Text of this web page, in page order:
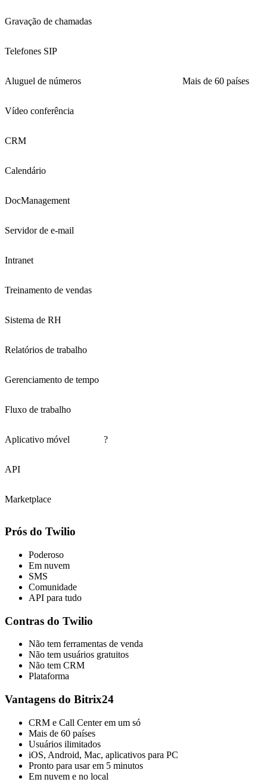
Gravação de chamadas
Telefones SIP
Aluguel de números Mais de 60 países
Vídeo conferência
CRM
Calendário
DocManagement
Servidor de e-mail
Intranet
Treinamento de vendas
Sistema de RH
Relatórios de trabalho
Gerenciamento de tempo
Fluxo de trabalho
Aplicativo móvel ?
API
Marketplace
Prós do Twilio
Poderoso
Em nuvem
SMS
Comunidade
API para tudo
Contras do Twilio
Não tem ferramentas de venda
Não tem usuários gratuitos
Não tem CRM
Plataforma
Vantagens do Bitrix24
CRM e Call Center em um só
Mais de 60 países
Usuários ilimitados
iOS, Android, Mac, aplicativos para PC
Pronto para usar em 5 minutos
Em nuvem e no local